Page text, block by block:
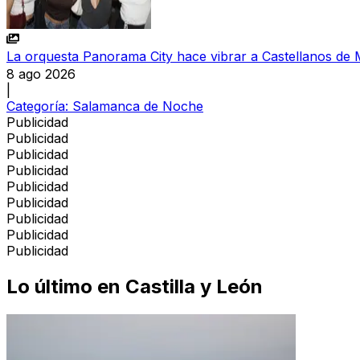
La orquesta Panorama City hace vibrar a Castellanos de
8 ago 2026
Categoría: Salamanca de Noche
Publicidad
Publicidad
Publicidad
Publicidad
Publicidad
Publicidad
Publicidad
Publicidad
Publicidad
Lo último en Castilla y León